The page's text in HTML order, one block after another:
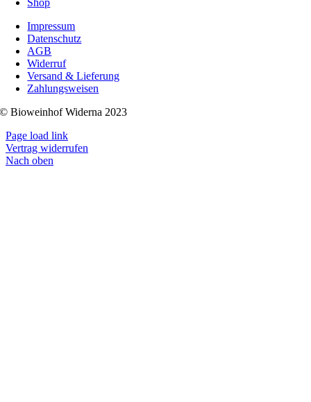
Impressum
Datenschutz
AGB
Widerruf
Versand & Lieferung
Zahlungsweisen
© Bioweinhof Widerna 2023
Page load link
Vertrag widerrufen
Nach oben